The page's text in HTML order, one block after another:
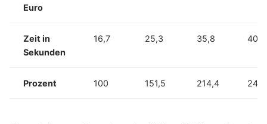
Euro
Zeit in
Sekunden
16,7 25,3 35,8 40,2
Prozent 100 151,5 214,4